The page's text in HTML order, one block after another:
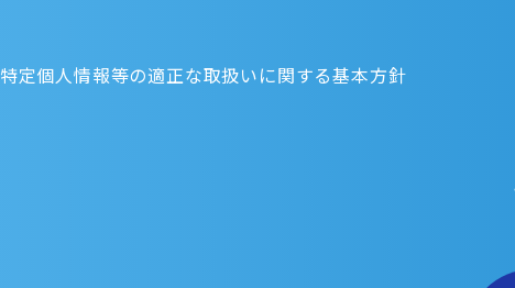
特定個人情報等の適正な取扱いに関する基本方針